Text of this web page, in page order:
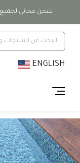
شحن مجانى لجميع
ENGLISH